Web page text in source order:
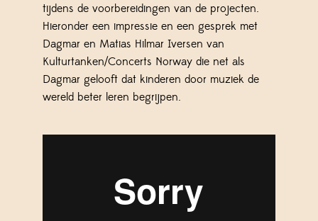
tijdens de voorbereidingen van de projecten.
Hieronder een impressie en een gesprek met
Dagmar en Matias Hilmar Iversen van
Kulturtanken/Concerts Norway die net als
Dagmar gelooft dat kinderen door muziek de
wereld beter leren begrijpen.